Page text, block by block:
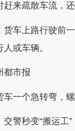
来疏散车流，
上路行驶前一
或车辆。
市报
一个急转弯，
警秒变“搬运工”